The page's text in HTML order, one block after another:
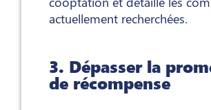
actuellement recherchées.
3. Dépasser la
de récompense